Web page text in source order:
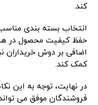
کند.
انتخاب بسته بندی مناسب
حفظ کیفیت محصول در
اضافی بر دوش خریداران
کمک کند.
در نهایت، توجه به این
فروشندگان موفق می